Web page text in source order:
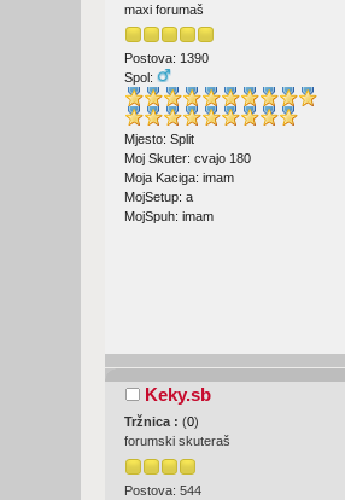
maxi forumaš
Postova: 1390
Spol:
Mjesto: Split
Moj Skuter: cvajo 180
Moja Kaciga: imam
MojSetup: a
MojSpuh: imam
Keky.sb
Tržnica :(0)
forumski skuteraš
Postova: 544